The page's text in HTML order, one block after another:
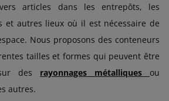
articles dans les entrepôts, les
et autres lieux où il est nécessaire de
Nous proposons des conteneurs
tailles et formes qui peuvent être
des rayonnages métalliques ou
autres.